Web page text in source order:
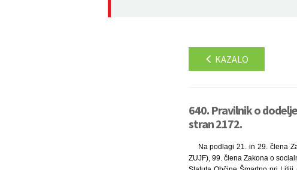
KAZALO
640. Pravilnik o
stran 2172.
Na podlagi 21. in 29. člena
ZUJF), 99. člena Zakona o